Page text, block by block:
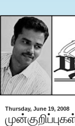
Thursday, June 19, 2008